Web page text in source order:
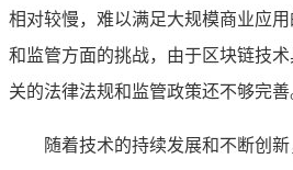
相对较慢，难以满足大规模商业应
和监管方面的挑战，由于区块链技
关的法律法规和监管政策还不够完善
随着技术的持续发展和不断创